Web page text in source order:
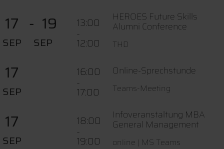
17
SEP
19
SEP
13:00
-
12:00
HEROES Future Skills
Alumni Conference
THD
17
SEP
16:00
-
17:00
Online-Sprechstunde
Teams-Meeting
17
SEP
18:00
-
19:00
Infoveranstaltung MBA
General Management
online | MS Teams